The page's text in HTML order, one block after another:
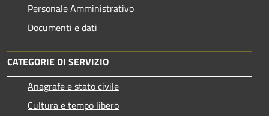
Personale Amministrativo
Documenti e dati
CATEGORIE DI SERVIZIO
Anagrafe e stato civile
Cultura e tempo libero